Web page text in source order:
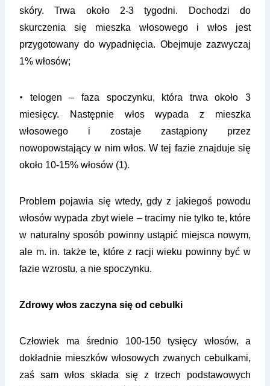
skóry. Trwa około 2-3 tygodni. Dochodzi do
skurczenia się mieszka włosowego i włos jest
przygotowany do wypadnięcia. Obejmuje zazwyczaj
1% włosów;
• telogen – faza spoczynku, która trwa około 3
miesięcy. Następnie włos wypada z mieszka
włosowego i zostaje zastąpiony przez
nowopowstający w nim włos. W tej fazie znajduje się
około 10-15% włosów (1).
Problem pojawia się wtedy, gdy z jakiegoś powodu
włosów wypada zbyt wiele – tracimy nie tylko te, które
w naturalny sposób powinny ustąpić miejsca nowym,
ale m. in. także te, które z racji wieku powinny być w
fazie wzrostu, a nie spoczynku.
Zdrowy włos zaczyna się od cebulki
Człowiek ma średnio 100-150 tysięcy włosów, a
dokładnie mieszków włosowych zwanych cebulkami,
zaś sam włos składa się z trzech podstawowych